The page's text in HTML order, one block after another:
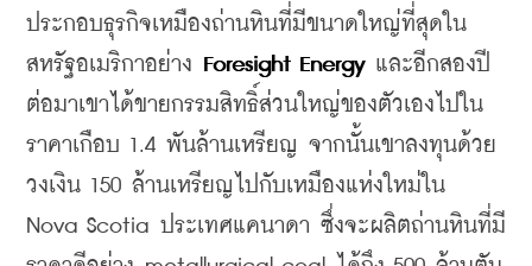
ประกอบธุรกิจเหมืองถ่านหินที่มีขนาดใหญ่ที่สุดใน
สหรัฐอเมริกาอย่าง Foresight Energy และอีกสองปี
ต่อมาเขาได้ขายกรรมสิทธิ์ส่วนใหญ่ของตัวเองไปใน
ราคาเกือบ 1.4 พันล้านเหรียญ จากนั้นเขาลงทุนด้วย
วงเงิน 150 ล้านเหรียญไปกับเหมืองแห่งใหม่ใน
Nova Scotia ประเทศแคนาดา ซึ่งจะผลิตถ่านหินที่มี